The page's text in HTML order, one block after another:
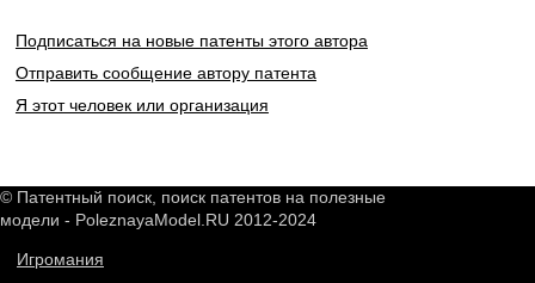
Подписаться на новые патенты этого автора
Отправить сообщение автору патента
Я этот человек или организация
© Патентный поиск, поиск патентов на полезные
модели - PoleznayaModel.RU 2012-2024
Игромания